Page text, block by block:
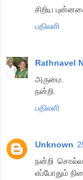
சிறிய
பதிலளி
Rathnavel
அருமை.
நன்றி.
பதிலளி
Unknown
நன்றி
எப்போதும்